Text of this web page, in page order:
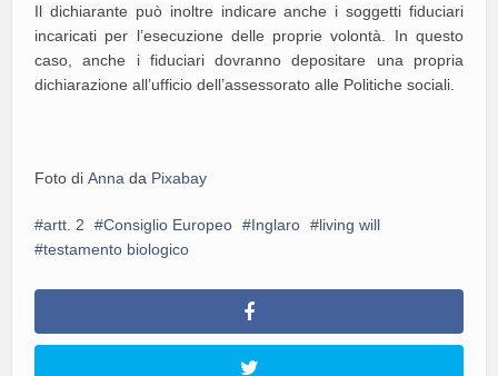
Il dichiarante può inoltre indicare anche i soggetti fiduciari
incaricati per l’esecuzione delle proprie volontà. In questo
caso, anche i fiduciari dovranno depositare una propria
dichiarazione all’ufficio dell’assessorato alle Politiche sociali.
Foto diAnna da Pixabay
artt. 2 Consiglio Europeo Inglaro
living will
testamento biologico